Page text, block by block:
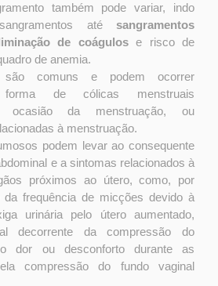
também pode variar, indo
até sangramentos
de coágulose risco de
de anemia.
são comuns e podem ocorrer
de cólicas menstruais
ocasião da menstruação, ou
à menstruação.
podem levar ao consequente
e a sintomas relacionados à
próximos ao útero, como, por
da frequência de micções devido à
urinária pelo útero aumentado,
decorrente da compressão do
dor ou desconforto durante as
compressão do fundo vaginal